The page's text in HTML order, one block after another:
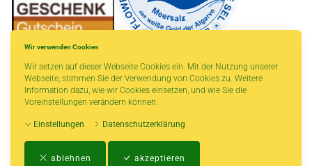
Wir verwenden Cookies
Wir setzen auf dieser Webseite Cookies ein. Mit der Nutzung unserer
Webseite, stimmen Sie der Verwendung von Cookies zu. Weitere
Information dazu, wie wir Cookies einsetzen, und wie Sie die
Voreinstellungen verändern können:
Einstellungen Datenschutzerklärung
ablehnen akzeptieren
* gilt für Lieferungen innerhalb Deutschlands, Lieferzeiten für andere Länder
entnehmen Sie bitte der Schaltfläche mit den Versandinformationen.
Impressum-AGB-Zahlungs- und Versandbedingungen